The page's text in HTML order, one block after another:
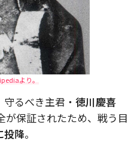
より。
るべき主君・ 徳川慶喜
が保証されたため、戦う目
投降。